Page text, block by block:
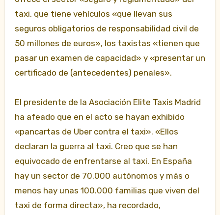
taxi, que tiene vehículos «que llevan sus
seguros obligatorios de responsabilidad civil de
50 millones de euros», los taxistas «tienen que
pasar un examen de capacidad» y «presentar un
certificado de (antecedentes) penales».
El presidente de la Asociación Elite Taxis Madrid
ha afeado que en el acto se hayan exhibido
«pancartas de Uber contra el taxi». «Ellos
declaran la guerra al taxi. Creo que se han
equivocado de enfrentarse al taxi. En España
hay un sector de 70.000 autónomos y más o
menos hay unas 100.000 familias que viven del
taxi de forma directa», ha recordado,